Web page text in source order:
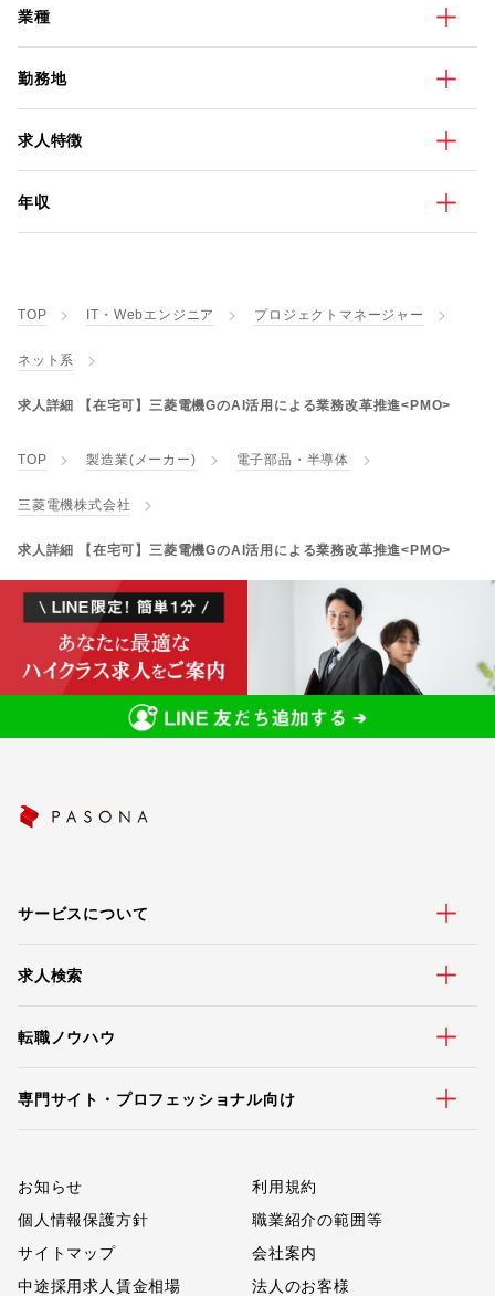
業種
勤務地
求人特徴
年収
TOP IT・Webエンジニア プロジェクトマネージャー
ネット系
求人詳細 【在宅可】三菱電機GのAI活用による業務改革推進<PMO>
TOP 製造業(メーカー) 電子部品・半導体
三菱電機株式会社
求人詳細 【在宅可】三菱電機GのAI活用による業務改革推進<PMO>
サービスについて
求人検索
転職ノウハウ
専門サイト・プロフェッショナル向け
お知らせ
利用規約
個人情報保護方針
職業紹介の範囲等
サイトマップ
会社案内
中途採用求人賃金相場
法人のお客様